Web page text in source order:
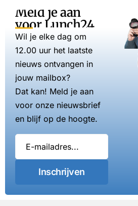
Meld je aan
voor Lunch24
Wil je elke dag om
12.00 uur het laatste
nieuws ontvangen in
jouw mailbox?
Dat kan! Meld je aan
voor onze nieuwsbrief
en blijf op de hoogte.
Inschrijven